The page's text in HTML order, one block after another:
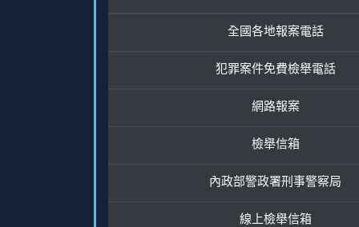
全國各地報案電話
犯罪案件免費檢舉電話
網路報案
檢舉信箱
內政部警政署刑事警察局
線上檢舉信箱